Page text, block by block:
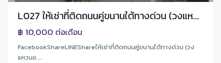
L027 ให้เช่าที่ติดถนนคู่ขนานใต้ทางด่วน (วงแห...
฿ 10,000 ต่อเดือน
FacebookShareLINEShareให้เช่าที่ติดถนนคู่ขนานใต้ทางด่วน (วง
แหวนอ ...